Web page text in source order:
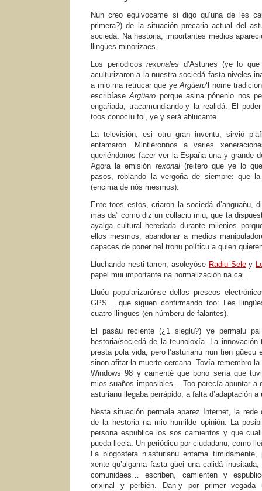
Nun creo equivocame si digo qu’una de les
primera?) de la situación precaria actual del
sociedá. Na hestoria, importantes medios
llingües minorizaes.
Los periódicos rexonales d’Asturies (ye lo
aculturizaron a la nuestra sociedá fasta niveles
a mio ma retrucar que yeArgüeru‘l nome
escribíaseArgüero porque asina pónenlo nos
engañada, tracamundiando-y la realidá. El
toos conocíu foi, ye y será ablucante.
La televisión, esi otru gran inventu, sirvió
entamaron. Mintiéronnos a varies
queriéndonos facer ver la España una y grande
Agora la emisión rexonal (reitero que ye lo
pasos, roblando la vergoña de siempre: que
(encima de nós mesmos).
Ente toos estos, criaron la sociedá d’anguañu,
más da” como diz un collaciu miu, que ta
ayalga cultural heredada durante milenios
ellos mesmos, abandonar a medios
capaces de poner nel tronu políticu a quien
Lluchando nesti tarren, asoleyóse Radiu Seley
papel mui importante na normalización na cai.
Lluéu popularizarónse dellos preseos
GPS… que siguen confirmando too: Les
cuatro llingües (en númberu de falantes).
El pasáu reciente (¿1 sieglu?) ye permalu
hestoria/sociedá de la teunoloxía. La
presta pola vida, pero l’asturianu nun tien
sinon afitar la muerte cercana. Tovía remembro
Windows 98 y camenté que bono sería que
mios suaños imposibles… Too parecía apuntar a
asturianu llegaba perrápido, a falta d’adaptación
Nesta situación permala aparez Internet, la
de la hestoria na mio humilde opinión. La
persona espublice los sos camientos y que
pueda lleela. Un periódicu por ciudadanu, como
La blogosfera n’asturianu entama
xente qu’algama fasta güei una calidá
comunidaes… escriben, camienten y
orixinal y perbién. Dan-y por primer